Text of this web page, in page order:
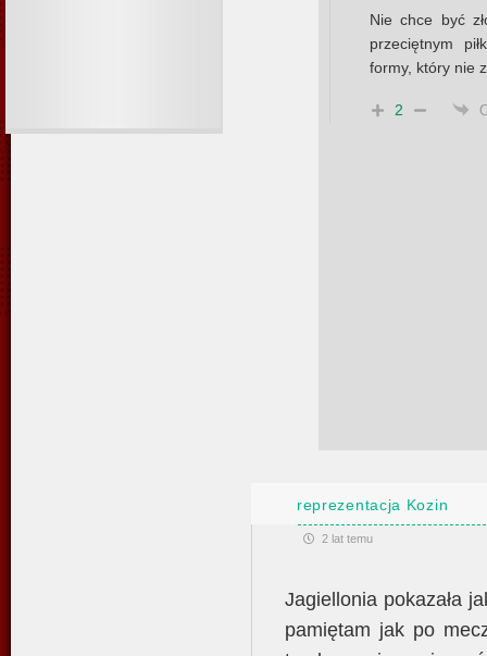
Nie chce być
przeciętnym
formy, który nie
2
reprezentacja Kozin
2 lat temu
Jagiellonia pokazała
pamiętam jak po